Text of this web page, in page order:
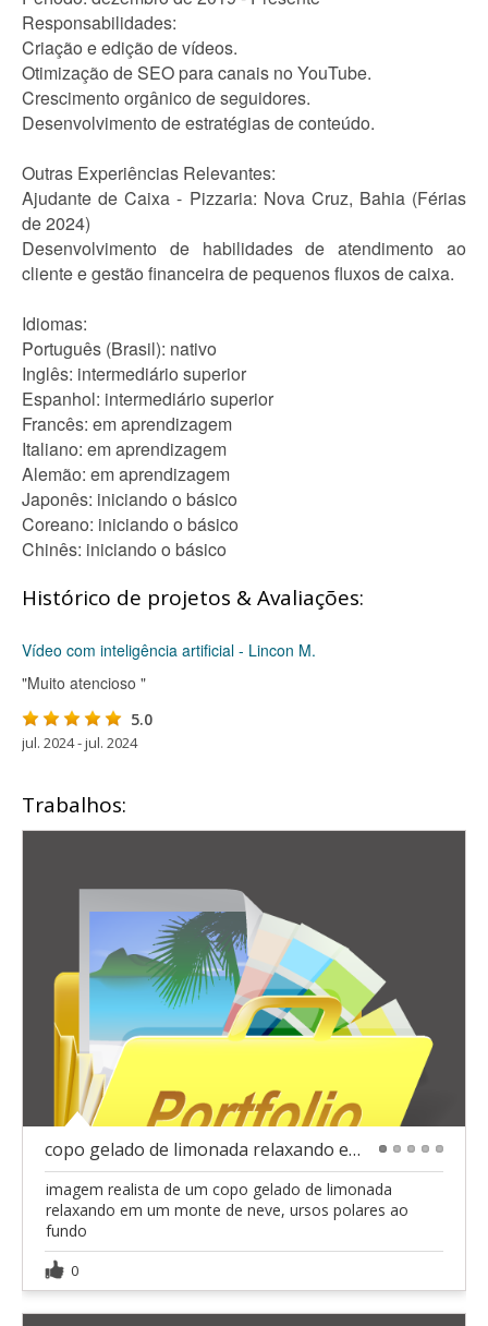
Responsabilidades:
Criação e edição de vídeos.
Otimização de SEO para canais no YouTube.
Crescimento orgânico de seguidores.
Desenvolvimento de estratégias de conteúdo.
Outras Experiências Relevantes:
Ajudante de Caixa - Pizzaria: Nova Cruz, Bahia (Férias
de 2024)
Desenvolvimento de habilidades de atendimento ao
cliente e gestão financeira de pequenos fluxos de caixa.
Idiomas:
Português (Brasil): nativo
Inglês: intermediário superior
Espanhol: intermediário superior
Francês: em aprendizagem
Italiano: em aprendizagem
Alemão: em aprendizagem
Japonês: iniciando o básico
Coreano: iniciando o básico
Chinês: iniciando o básico
Histórico de projetos & Avaliações:
Vídeo com inteligência artificial - Lincon M.
"Muito atencioso "
5.0
jul. 2024 - jul. 2024
Trabalhos:
copo gelado de limonada relaxando em um monte de n
imagem realista de um copo gelado de limonada
relaxando em um monte de neve, ursos polares ao
fundo
0